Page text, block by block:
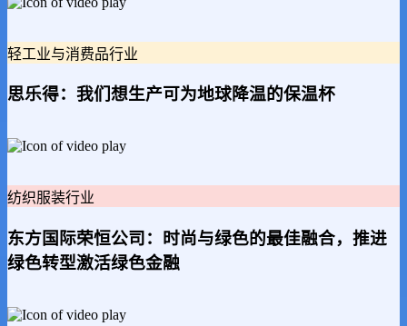
轻工业与消费品行业
思乐得：我们想生产可为地球降温的保温杯
纺织服装行业
东方国际荣恒公司：时尚与绿色的最佳融合，推进
绿色转型激活绿色金融